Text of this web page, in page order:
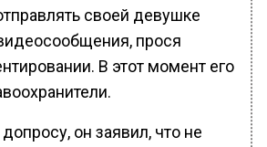
своей девушке
прося
В этот момент его
он заявил, что не